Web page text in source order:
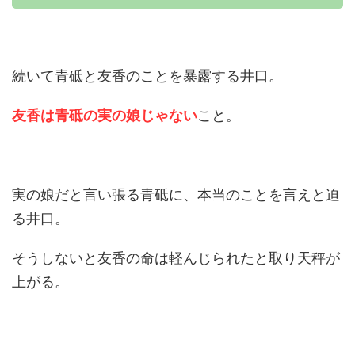
続いて青砥と友香のことを暴露する井口。
友香は青砥の実の娘じゃないこと。
実の娘だと言い張る青砥に、本当のことを言えと迫
る井口。
そうしないと友香の命は軽んじられたと取り天秤が
上がる。